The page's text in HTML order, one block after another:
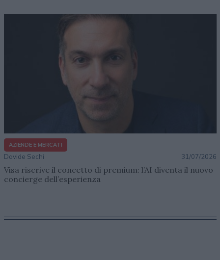
AZIENDE E MERCATI
Davide Sechi 31/07/2026
Visa riscrive il concetto di premium: l’AI diventa il nuovo
concierge dell’esperienza